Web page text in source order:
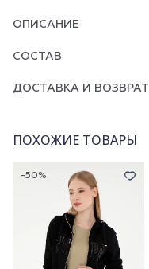
ОПИСАНИЕ
СОСТАВ
ДОСТАВКА И ВОЗВРАТ
ПОХОЖИЕ ТОВАРЫ
-50%